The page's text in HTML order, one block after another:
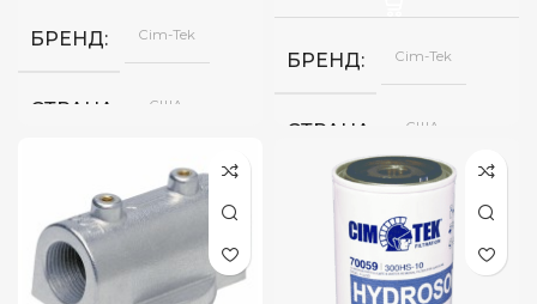
БРЕНД Cim-Tek
СТРАНА США
ПРОПУСКНАЯ СПОСОБНОСТЬ
45
л/
мин
БРЕНД Cim-Tek
СТРАНА США
ПРОПУСКНАЯ